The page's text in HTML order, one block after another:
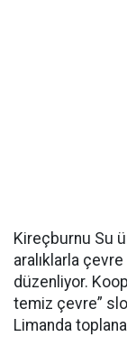
Kireçburnu Su
aralıklarla çevre
düzenliyor.
temiz çevre”
Limanda